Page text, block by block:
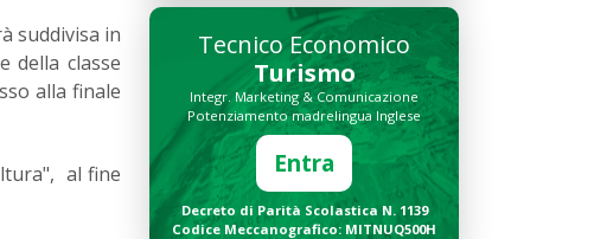
suddivisa in
della classe
alla finale
al fine
Tecnico Economico
Turismo
Integr. Marketing & Comunicazione
Potenziamento madrelingua Inglese
Entra
Decreto di Parità Scolastica N. 1139
Codice Meccanografico: MITNUQ500H